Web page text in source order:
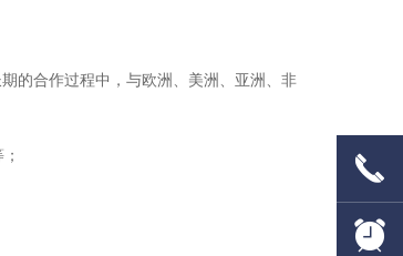
的合作过程中，与欧洲、美洲、亚洲、非
끅
뀥